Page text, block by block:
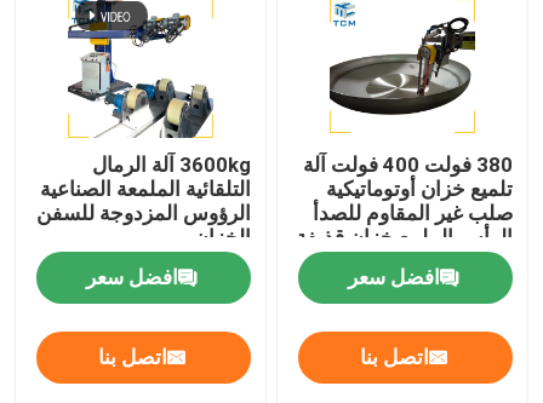
380 فولت 400 فولت آلة
تلميع خزان أوتوماتيكية
صلب غير المقاوم للصدأ
الرأس الملمع خزان قذيفة
الملمع
افضل سعر
اتصل بنا
3600kg آلة الرمال
التلقائية الملمعة الصناعية
الرؤوس المزدوجة للسفن
الخزان
افضل سعر
اتصل بنا